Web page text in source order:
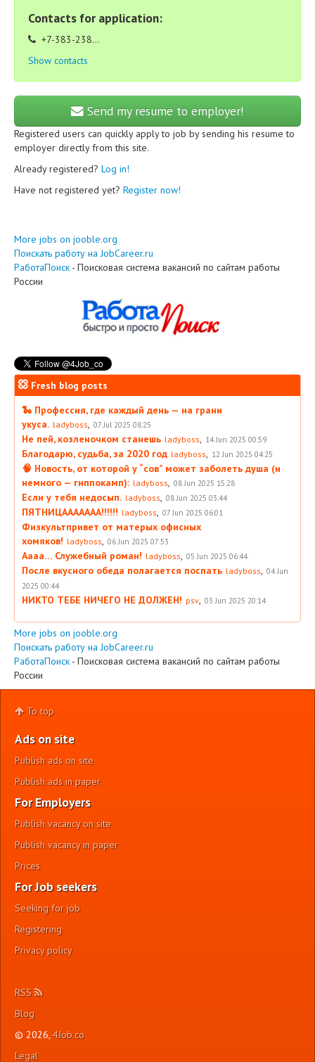
Contacts for application:
+7-383-238...
Show contacts
Send my resume to employer!
Registered users can quickly apply to job by sending his resume to
employer directly from this site.
Already registered? Log in!
Have not registered yet? Register now!
More jobs on jooble.org
Поискать работу на JobCareer.ru
РаботаПоиск - Поисковая система вакансий по сайтам работы
России
Fresh blog posts
🐍 Профессия, где каждый день — на грани
укуса. ladyboss 07 Jul 2025 08:25
Не пей, козленочком станешь ladyboss 14 Jun 2025 00:59
Благодарю, судьба, за 2020 год ladyboss 12 Jun 2025 04:25
🧠 Новость, от которой у “сов” может заболеть душа (и
немного — гиппокамп): ladyboss 08 Jun 2025 15:28
Если у тебя недосып. ladyboss 08 Jun 2025 03:44
ПЯТНИЦААААААА!!!!!! ladyboss 07 Jun 2025 06:01
Физкультпривет от матерых офисных
хомяков! ladyboss 06 Jun 2025 07:53
Аааа… Служебный роман! ladyboss 05 Jun 2025 06:44
После вкусного обеда полагается поспать ladyboss
04 Jun
2025 00:44
НИКТО ТЕБЕ НИЧЕГО НЕ ДОЛЖЕН! psv 03 Jun 2025 20:14
More jobs on jooble.org
Поискать работу на JobCareer.ru
РаботаПоиск - Поисковая система вакансий по сайтам работы
России
To top
Ads on site
Publish ads on site
Publish ads in paper
For Employers
Publish vacancy on site
Publish vacancy in paper
Prices
For Job seekers
Seeking for job
Registering
Privacy policy
RSS
Blog
© 2026, 4Job.co
Legal